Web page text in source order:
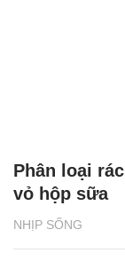
NHỊP SỐNG
Phân loại
vỏ hộp sữa